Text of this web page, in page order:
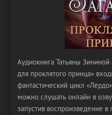
Аудиокнига Татьяны
для проклятого принца»
фантастический цикл
можно слушать онлайн в
запустив воспроизведение в